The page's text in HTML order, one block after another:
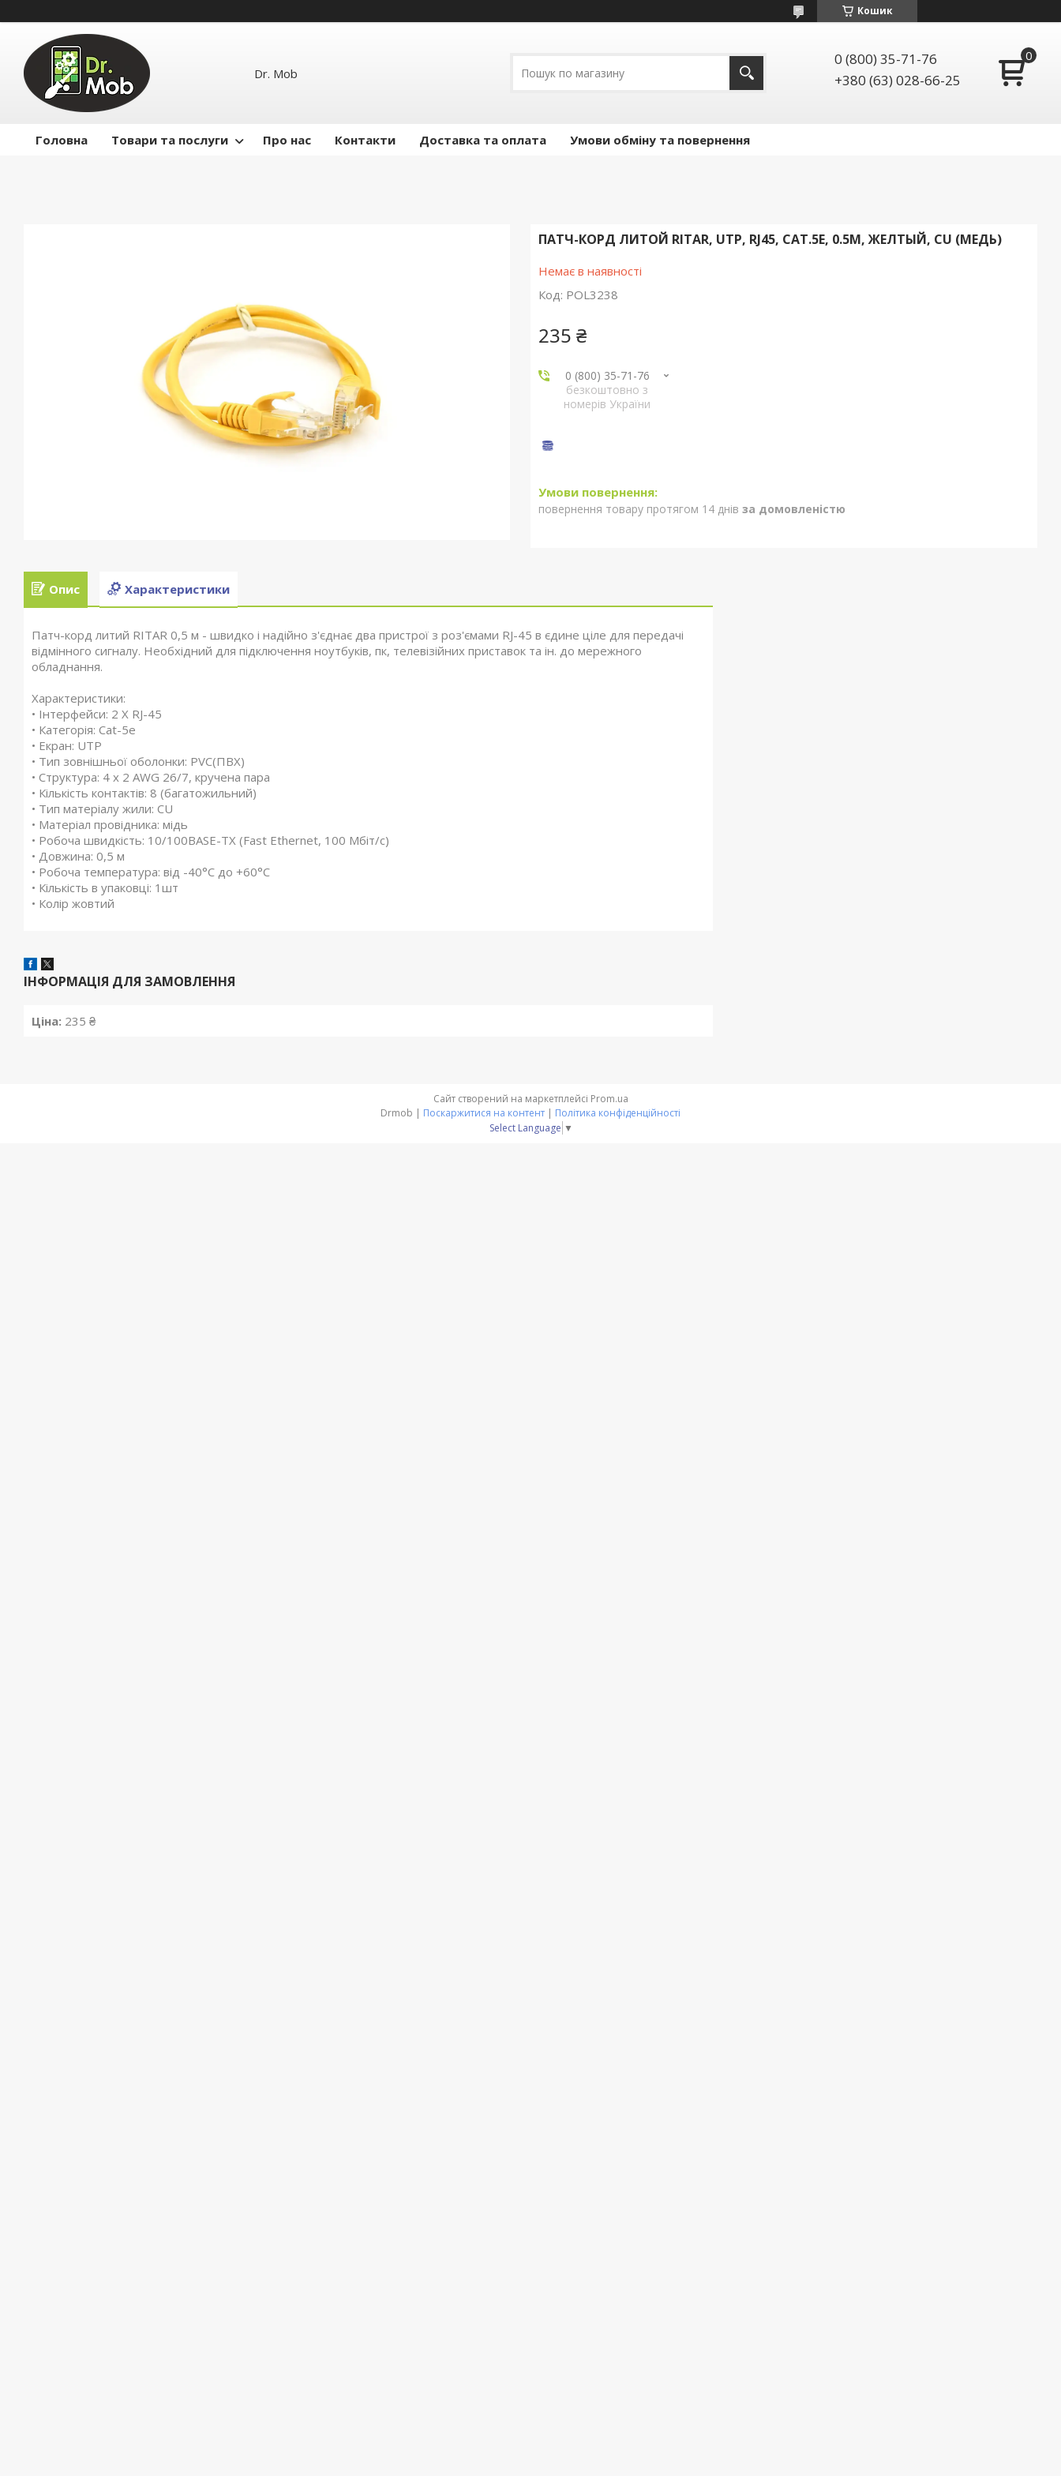
Кошик
Dr. Mob
0 (800) 35-71-76
+380 (63) 028-66-25
Головна Товари та послуги Про нас Контакти Доставка та оплата Умови обміну та повернення
ПАТЧ-КОРД ЛИТОЙ RITAR, UTP, RJ45, CAT.5E, 0.5M, ЖЕЛТЫЙ, CU (МЕДЬ)
Немає в наявності
Код: POL3238
235 ₴
0 (800) 35-71-76
безкоштовно з
номерів України
повернення товару протягом 14 днів за домовленістю
Опис Характеристики
Патч-корд литий RITAR 0,5 м - швидко і надійно з'єднає два пристрої з роз'ємами RJ-45 в єдине ціле для передачі
відмінного сигналу. Необхідний для підключення ноутбуків, пк, телевізійних приставок та ін. до мережного
обладнання.
Характеристики:
• Інтерфейси: 2 Х RJ-45
• Категорія: Cat-5е
• Екран: UTP
• Тип зовнішньої оболонки: PVC(ПВХ)
• Структура: 4 х 2 AWG 26/7, кручена пара
• Кількість контактів: 8 (багатожильний)
• Тип матеріалу жили: СU
• Матеріал провідника: мідь
• Робоча швидкість: 10/100BASE-TX (Fast Ethernet, 100 Мбіт/с)
• Довжина: 0,5 м
• Робоча температура: від -40°C до +60°C
• Кількість в упаковці: 1шт
• Колір жовтий
ІНФОРМАЦІЯ ДЛЯ ЗАМОВЛЕННЯ
Ціна: 235 ₴
Сайт створений на маркетплейсі Prom.ua
Поскаржитися на контент
Політика конфіденційності
Select Language ▼